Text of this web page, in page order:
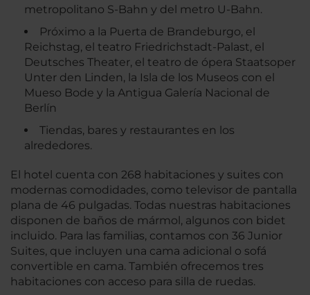
metropolitano S-Bahn y del metro U-Bahn.
Próximo a la Puerta de Brandeburgo, el
Reichstag, el teatro Friedrichstadt-Palast, el
Deutsches Theater, el teatro de ópera Staatsoper
Unter den Linden, la Isla de los Museos con el
Mueso Bode y la Antigua Galería Nacional de
Berlín
Tiendas, bares y restaurantes en los
alrededores.
El hotel cuenta con 268 habitaciones y suites con
modernas comodidades, como televisor de pantalla
plana de 46 pulgadas. Todas nuestras habitaciones
disponen de baños de mármol, algunos con bidet
incluido. Para las familias, contamos con 36 Junior
Suites, que incluyen una cama adicional o sofá
convertible en cama. También ofrecemos tres
habitaciones con acceso para silla de ruedas.